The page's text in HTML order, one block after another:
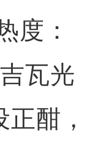
度：
瓦光
酣，